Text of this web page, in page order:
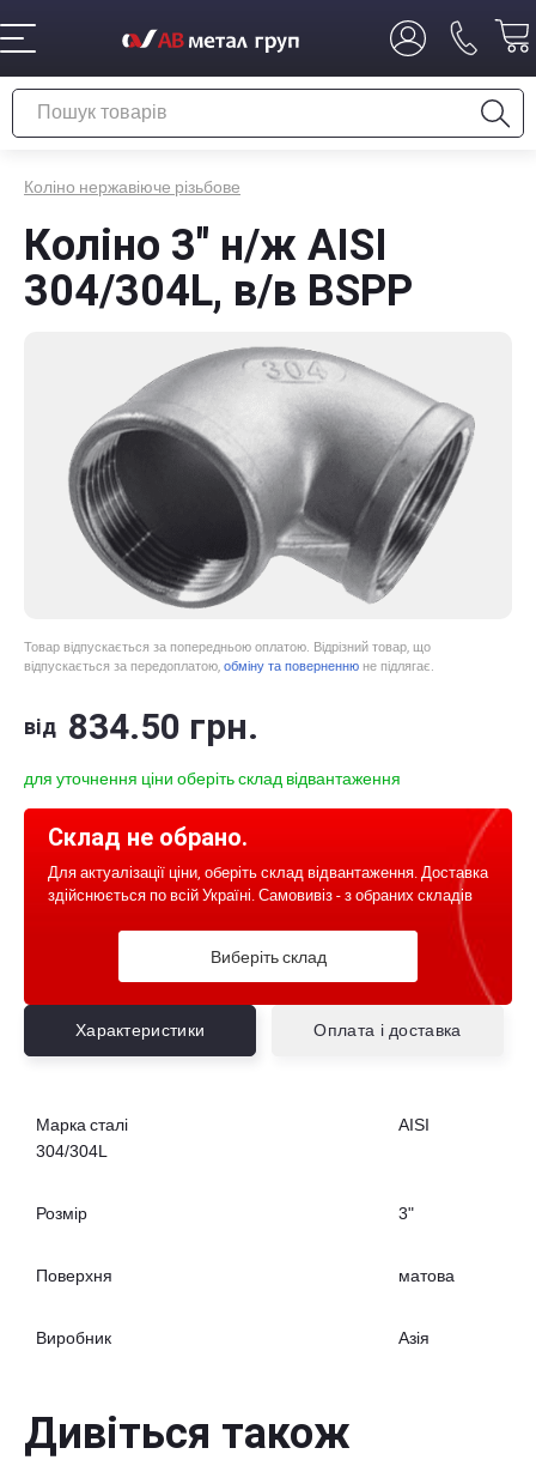
Коліно нержавіюче різьбове
Коліно 3" н/ж AISI
304/304L, в/в BSPP
Товар відпускається за попередньою оплатою. Відрізний товар, що
відпускається за передоплатою, обміну та поверненню не підлягає.
від 834.50 грн.
для уточнення ціни оберіть склад відвантаження
Склад не обрано.
Для актуалізації ціни, оберіть склад відвантаження. Доставка
здійснюється по всій Україні. Самовивіз - з обраних складів
Виберіть склад
Характеристики Оплата і доставка
Марка сталі
AISI
304/304L
Розмір 3"
Поверхня матова
Виробник Азія
Дивіться також